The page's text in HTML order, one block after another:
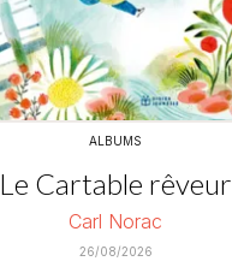
ALBUMS
Le Cartable rêveur
Carl Norac
26/08/2026